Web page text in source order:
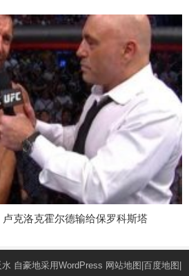
克洛克霍尔德输给保罗科斯塔
自豪地采用WordPress 网站地图|百度地图|